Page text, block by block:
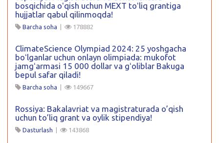
bosqichida oʻqish uchun MEXT toʻliq grantiga
hujjatlar qabul qilinmoqda!
Barcha soha | 178882
ClimateScience Olympiad 2024: 25 yoshgacha
boʻlganlar uchun onlayn olimpiada: mukofot
jamgʻarmasi 15 000 dollar va gʻoliblar Bakuga
bepul safar qiladi!
Barcha soha | 149667
Rossiya: Bakalavriat va magistraturada o’qish
uchun to’liq grant va oylik stipendiya!
Dasturlash | 143868